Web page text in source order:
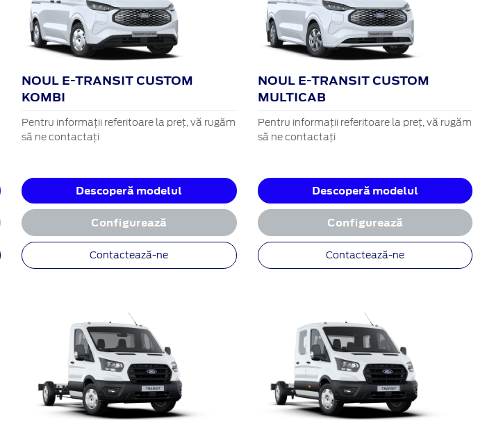
NOUL E-TRANSIT CUSTOM
KOMBI
Pentru informații referitoare la preț, vă rugăm
să ne contactați
Descoperă modelul
Configurează
Contactează-ne
NOUL E-TRANSIT CUSTOM
MULTICAB
Pentru informații referitoare la preț, vă rugăm
să ne contactați
Descoperă modelul
Configurează
Contactează-ne